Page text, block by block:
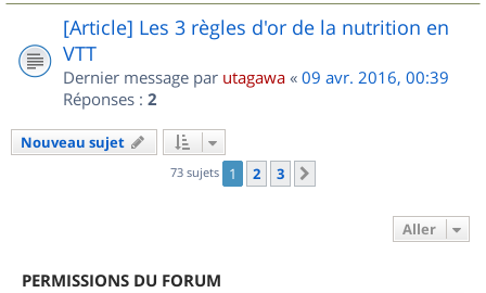
[Article] Les 3 règles d'or de la nutrition en
VTT
Dernier message par utagawa « 09 avr. 2016, 00:39
Réponses : 2
Nouveau sujet
73 sujets 1 2 3
Aller
PERMISSIONS DU FORUM